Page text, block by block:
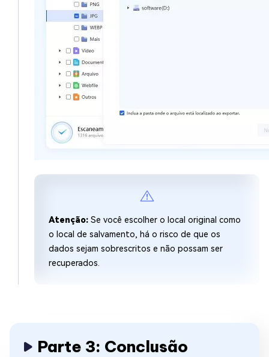
Atenção: Se você escolher o local original como
o local de salvamento, há o risco de que os
dados sejam sobrescritos e não possam ser
recuperados.
Parte 3: Conclusão